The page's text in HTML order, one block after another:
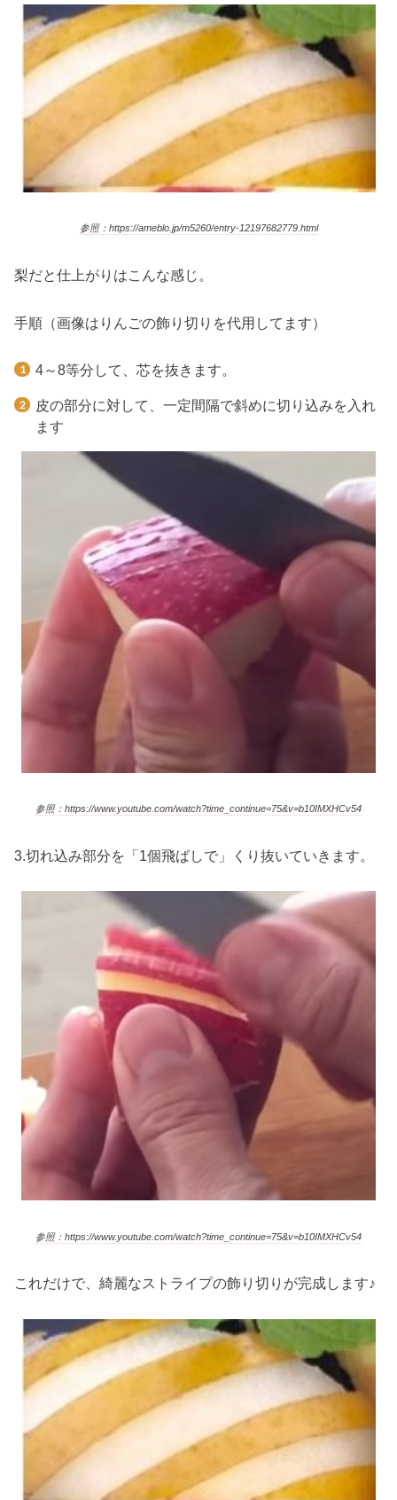
参照：https://ameblo.jp/m5260/entry-12197682779.html
梨だと仕上がりはこんな感じ。
手順（画像はりんごの飾り切りを代用してます）
4～8等分して、芯を抜きます。
皮の部分に対して、一定間隔で斜めに切り込みを入れ
ます
参照：https://www.youtube.com/watch?time_continue=75&v=b10IMXHCv54
3.切れ込み部分を「1個飛ばしで」くり抜いていきます。
参照：https://www.youtube.com/watch?time_continue=75&v=b10IMXHCv54
これだけで、綺麗なストライプの飾り切りが完成します♪